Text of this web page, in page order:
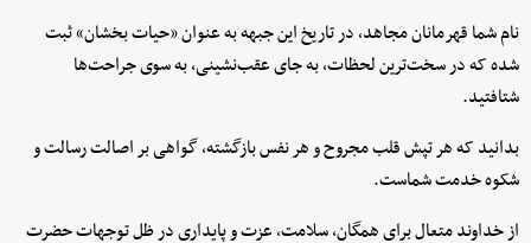
نام شما قهرمانان مجاهد، در تاریخ این جبهه به عنوان «حیات بخشان» ثبت
شده که در سخت‌ترین لحظات، به جای عقب‌نشینی، به سوی جراحت‌ها
شتافتید.
بدانید که هر تپش قلب مجروح و هر نفس بازگشته، گواهی بر اصالت رسالت و
شکوه خدمت شماست.
از خداوند متعال برای همگان، سلامت، عزت و پایداری در ظل توجهات حضرت